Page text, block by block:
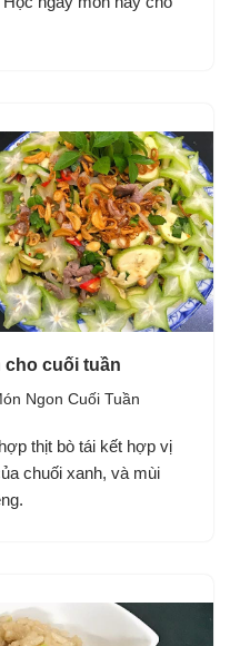
cho cuối tuần
Ngon Cuối Tuần
thịt bò tái kết hợp vị
chuối xanh, và mùi